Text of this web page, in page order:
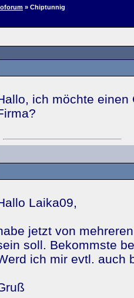
» Chiptunnig
ich möchte
Laika09,
jetzt von
soll. Bekommste
ich mir evtl. auch